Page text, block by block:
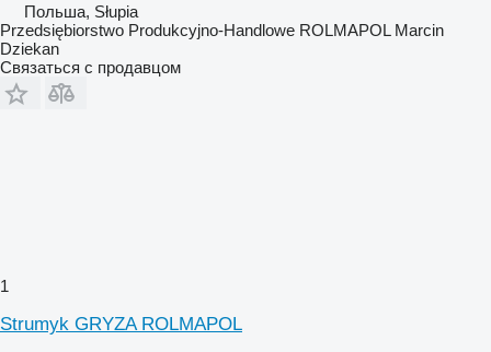
Польша, Słupia
Przedsiębiorstwo Produkcyjno-Handlowe ROLMAPOL Marcin
Dziekan
Связаться с продавцом
1
Strumyk GRYZA ROLMAPOL